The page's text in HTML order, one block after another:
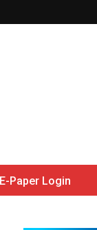
E-Paper Login